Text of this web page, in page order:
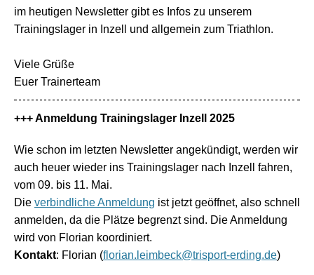
im heutigen Newsletter gibt es Infos zu unserem
Trainingslager in Inzell und allgemein zum Triathlon.
Viele Grüße
Euer Trainerteam
+++ Anmeldung Trainingslager Inzell 2025
Wie schon im letzten Newsletter angekündigt, werden wir
auch heuer wieder ins Trainingslager nach Inzell fahren,
vom 09. bis 11. Mai.
Die verbindliche Anmeldung ist jetzt geöffnet, also schnell
anmelden, da die Plätze begrenzt sind. Die Anmeldung
wird von Florian koordiniert.
Kontakt: Florian (florian.leimbeck@trisport-erding.de)